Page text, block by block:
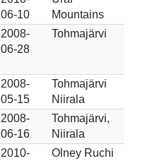
06-10
Mountains
2008-
06-28
Tohmajärvi
2008-
05-15
Tohmajärvi
Niirala
2008-
06-16
Tohmajärvi,
Niirala
2010-
Olney Ruchi